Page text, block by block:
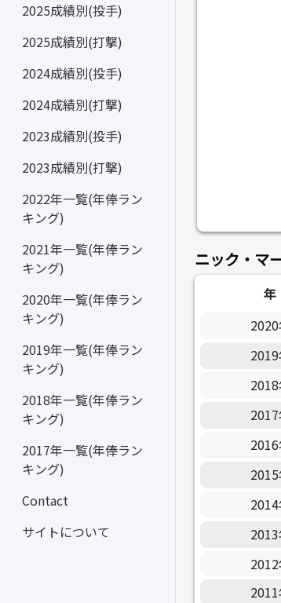
2025成績別(投手)
2025成績別(打撃)
2024成績別(投手)
2024成績別(打撃)
2023成績別(投手)
2023成績別(打撃)
2022年一覧(年俸ラン
キング)
2021年一覧(年俸ラン
キング)
2020年一覧(年俸ラン
キング)
2019年一覧(年俸ラン
キング)
2018年一覧(年俸ラン
キング)
2017年一覧(年俸ラン
キング)
Contact
サイトについて
ニック・マ
年